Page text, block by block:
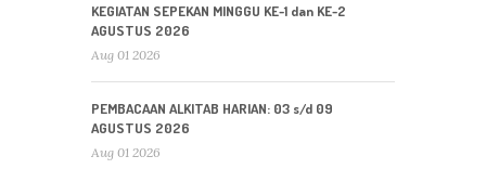
KEGIATAN SEPEKAN MINGGU KE-1 dan KE-2
AGUSTUS 2026
Aug 01 2026
PEMBACAAN ALKITAB HARIAN: 03 s/d 09
AGUSTUS 2026
Aug 01 2026